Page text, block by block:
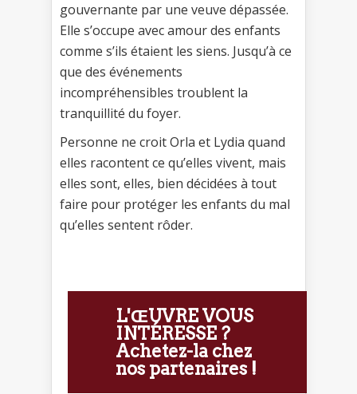
gouvernante par une veuve dépassée.
Elle s’occupe avec amour des enfants
comme s’ils étaient les siens. Jusqu’à ce
que des événements
incompréhensibles troublent la
tranquillité du foyer.
Personne ne croit Orla et Lydia quand
elles racontent ce qu’elles vivent, mais
elles sont, elles, bien décidées à tout
faire pour protéger les enfants du mal
qu’elles sentent rôder.
L'ŒUVRE VOUS
INTÉRESSE ?
Achetez-la chez
nos partenaires !